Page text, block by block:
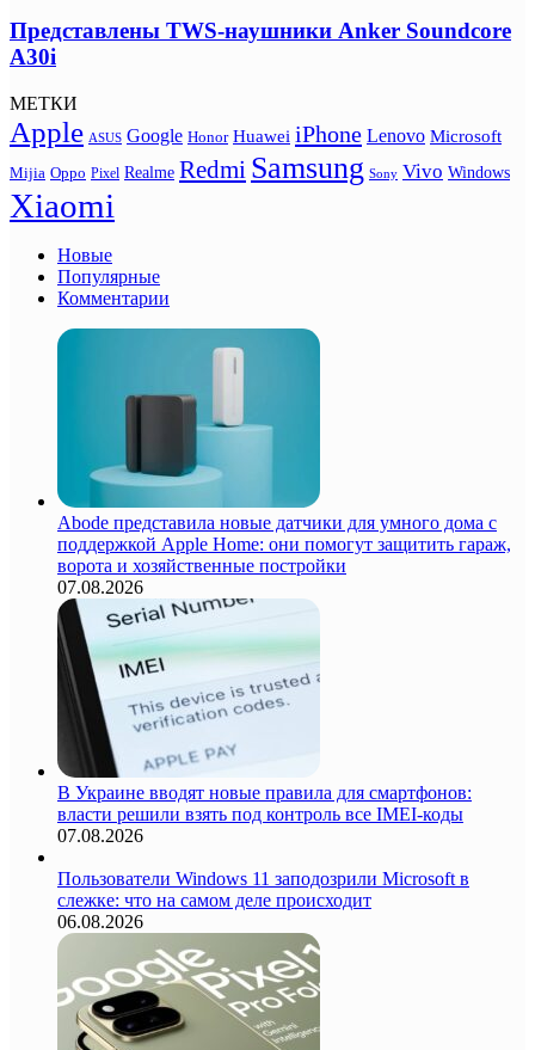
Представлены TWS-наушники Anker Soundcore
A30i
МЕТКИ
Apple ASUS Google Honor Huawei iPhone Lenovo Microsoft
Mijia Oppo Pixel Realme Redmi Samsung Sony Vivo Windows
Xiaomi
Новые
Популярные
Комментарии
Abode представила новые датчики для умного дома с
поддержкой Apple Home: они помогут защитить гараж,
ворота и хозяйственные постройки
07.08.2026
В Украине вводят новые правила для смартфонов:
власти решили взять под контроль все IMEI-коды
07.08.2026
Пользователи Windows 11 заподозрили Microsoft в
слежке: что на самом деле происходит
06.08.2026